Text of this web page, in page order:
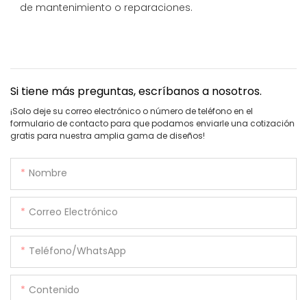
de mantenimiento o reparaciones.
Si tiene más preguntas, escríbanos a nosotros.
¡Solo deje su correo electrónico o número de teléfono en el
formulario de contacto para que podamos enviarle una cotización
gratis para nuestra amplia gama de diseños!
Nombre
Correo Electrónico
Teléfono/WhatsApp
Contenido